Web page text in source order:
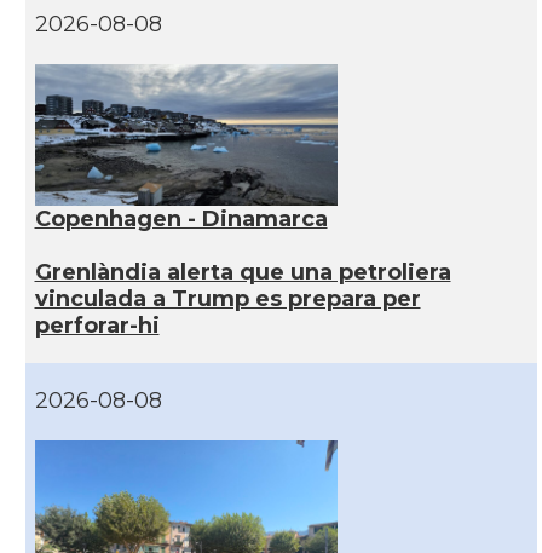
2026-08-08
Copenhagen - Dinamarca
Grenlàndia alerta que una petroliera
vinculada a Trump es prepara per
perforar-hi
2026-08-08